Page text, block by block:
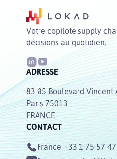
Votre copilote supply
décisions au quotidien.
ADRESSE
83-85 Boulevard Vincent
Paris 75013
FRANCE
CONTACT
France +33 1 75 57